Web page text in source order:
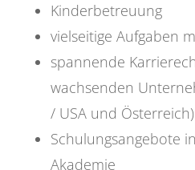
Kinderbetreuung
vielseitige Aufgaben
spannende
wachsenden
/ USA und Österreich)
Schulungsangebote
Akademie